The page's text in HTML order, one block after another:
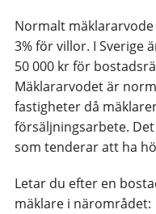
Normalt
3% för villor. I Sverige
50 000 kr för
Mäklararvodet är
fastigheter då
försäljningsarbete.
som tenderar att ha
Letar du efter en
mäklare i närområdet: